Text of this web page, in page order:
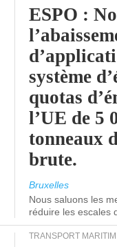
ESPO :
système
quotas
l’UE de 5
tonneaux
brute.
Bruxelles
Nous saluons les
réduire les escales
TRANSPORT